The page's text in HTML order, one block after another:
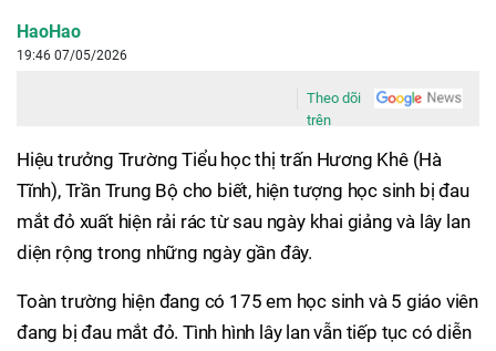
HaoHao
19:46 07/05/2026
Theo dõi
trên
Hiệu trưởng Trường Tiểu học thị trấn Hương Khê (Hà
Tĩnh), Trần Trung Bộ cho biết, hiện tượng học sinh bị đau
mắt đỏ xuất hiện rải rác từ sau ngày khai giảng và lây lan
diện rộng trong những ngày gần đây.
Toàn trường hiện đang có 175 em học sinh và 5 giáo viên
đang bị đau mắt đỏ. Tình hình lây lan vẫn tiếp tục có diễn